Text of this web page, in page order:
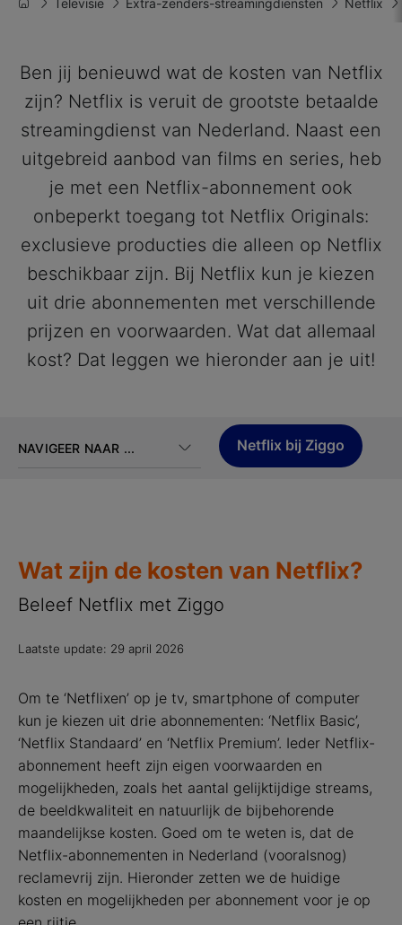
Ben jij benieuwd wat de kosten van Netflix
zijn? Netflix is veruit de grootste betaalde
streamingdienst van Nederland. Naast een
uitgebreid aanbod van films en series, heb
je met een Netflix-abonnement ook
onbeperkt toegang tot Netflix Originals:
exclusieve producties die alleen op Netflix
beschikbaar zijn. Bij Netflix kun je kiezen
uit drie abonnementen met verschillende
prijzen en voorwaarden. Wat dat allemaal
kost? Dat leggen we hieronder aan je uit!
NAVIGEER NAAR ... Netflix bij Ziggo
Wat zijn de kosten van Netflix?
Beleef Netflix met Ziggo
Laatste update: 29 april 2026
Om te ‘Netflixen’ op je tv, smartphone of computer
kun je kiezen uit drie abonnementen: ‘Netflix Basic’,
‘Netflix Standaard’ en ‘Netflix Premium’. Ieder Netflix-
abonnement heeft zijn eigen voorwaarden en
mogelijkheden, zoals het aantal gelijktijdige streams,
de beeldkwaliteit en natuurlijk de bijbehorende
maandelijkse kosten. Goed om te weten is, dat de
Netflix-abonnementen in Nederland (vooralsnog)
reclamevrij zijn. Hieronder zetten we de huidige
kosten en mogelijkheden per abonnement voor je op